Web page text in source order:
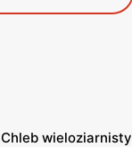
Chleb wieloziarnisty